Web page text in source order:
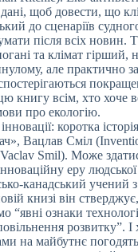
щоб довести, що
до сценаріїв
після всіх новин.
та клімат гірший,
але практично
книгу всім, хто хоче
про екологію.
коротка історія
Вацлав Сміл
Smil). Може
еру людської
канадський учений
книзі він
“явні ознаки
розвитку”. І
на майбутнє